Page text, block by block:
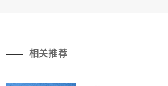
相关推荐